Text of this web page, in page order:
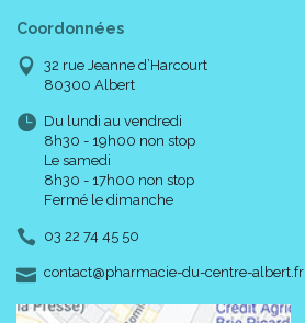
Coordonnées
32 rue Jeanne d’Harcourt
80300 Albert
Du lundi au vendredi
8h30 - 19h00 non stop
Le samedi
8h30 - 17h00 non stop
Fermé le dimanche
03 22 74 45 50
contact-
@-
pharmacie-du-centre-albert.fr